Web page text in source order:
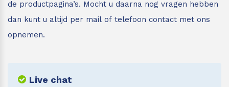
de productpagina’s. Mocht u daarna nog vragen hebben
dan kunt u altijd per mail of telefoon contact met ons
opnemen.
Live chat